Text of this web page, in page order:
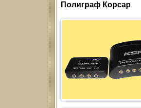
Полиграф Корсар